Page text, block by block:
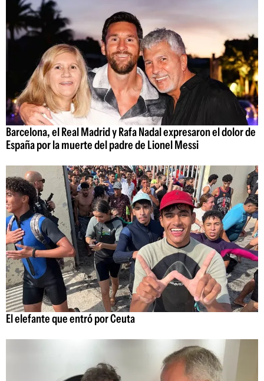
Barcelona, el Real Madrid y Rafa Nadal expresaron el dolor de
España por la muerte del padre de Lionel Messi
El elefante que entró por Ceuta